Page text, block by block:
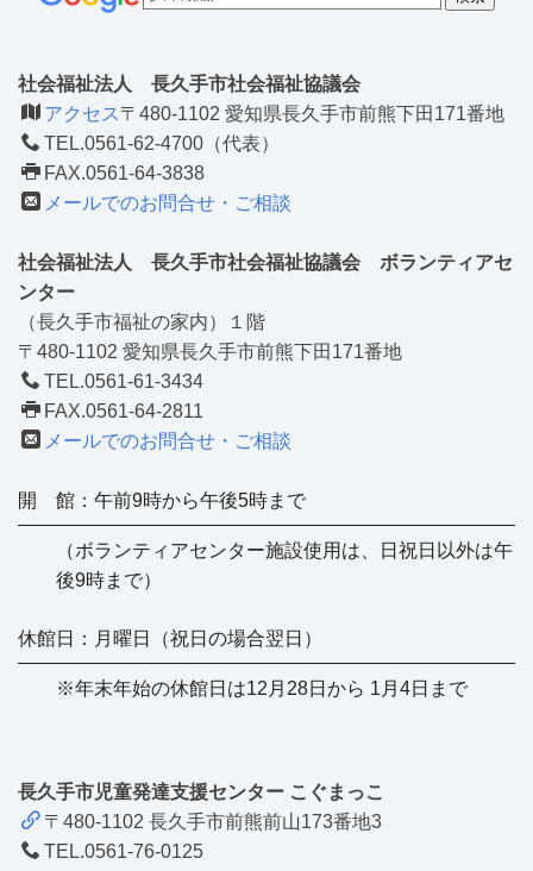
社会福祉法人 長久手市社会福祉協議会
アクセス 〒480-1102 愛知県長久手市前熊下田171番地
TEL.0561-62-4700（代表）
FAX.0561-64-3838
メールでのお問合せ・ご相談
社会福祉法人 長久手市社会福祉協議会 ボランティアセ
ンター
（長久手市福祉の家内）１階
〒480-1102 愛知県長久手市前熊下田171番地
TEL.0561-61-3434
FAX.0561-64-2811
メールでのお問合せ・ご相談
開 館：午前9時から午後5時まで
（ボランティアセンター施設使用は、日祝日以外は午
後9時まで）
休館日：月曜日（祝日の場合翌日）
※年末年始の休館日は12月28日から 1月4日まで
長久手市児童発達支援センター こぐまっこ
〒480-1102 長久手市前熊前山173番地3
TEL.0561-76-0125